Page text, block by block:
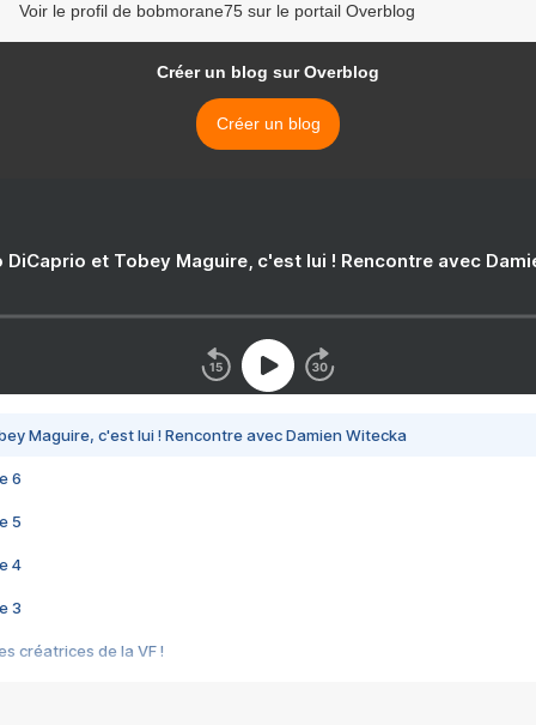
Voir le profil de bobmorane75 sur le portail Overblog
Créer un blog sur Overblog
Créer un blog
DiCaprio et Tobey Maguire, c'est lui ! Rencontre avec
Maguire, c'est lui ! Rencontre avec Damien Witecka
6
5
4
3
créatrices de la VF !